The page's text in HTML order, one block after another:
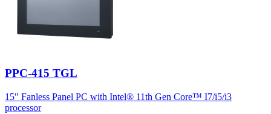
PPC-415 TGL
15" Fanless Panel PC with Intel® 11th Gen Core™ I7/i5/i3
processor